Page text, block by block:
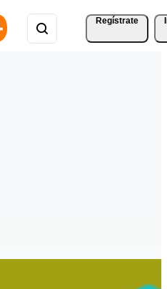
Regístrate